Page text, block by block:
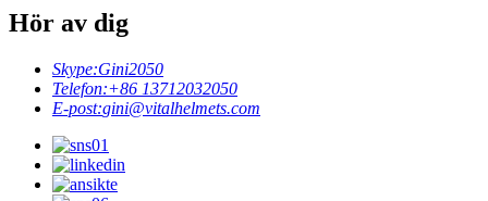
Hör av dig
Skype:Gini2050
Telefon:+86 13712032050
E-post:gini@vitalhelmets.com